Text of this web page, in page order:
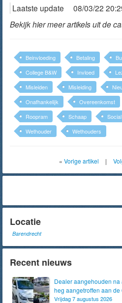
Laatste update
08/03/22
Bekijk hier meer artikels uit de
Beinvloeding Betaling
College B&W
Invloed
Misleiden
Misleiding
Onafhankelijk
Overeenkomst
Roopram
Schaap
Wethouder
Wethouders
« Vorige artikel |
Locatie
Barendrecht
Recent nieuws
Dealer aangehouden na
heg aangetroffen aan
Vrijdag 7 augustus 2026